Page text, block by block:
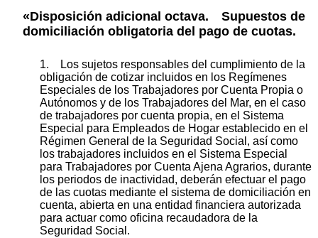
«Disposición adicional octava. Supuestos de
domiciliación obligatoria del pago de cuotas.
1. Los sujetos responsables del cumplimiento de la
obligación de cotizar incluidos en los Regímenes
Especiales de los Trabajadores por Cuenta Propia o
Autónomos y de los Trabajadores del Mar, en el caso
de trabajadores por cuenta propia, en el Sistema
Especial para Empleados de Hogar establecido en el
Régimen General de la Seguridad Social, así como
los trabajadores incluidos en el Sistema Especial
para Trabajadores por Cuenta Ajena Agrarios, durante
los periodos de inactividad, deberán efectuar el pago
de las cuotas mediante el sistema de domiciliación en
cuenta, abierta en una entidad financiera autorizada
para actuar como oficina recaudadora de la
Seguridad Social.